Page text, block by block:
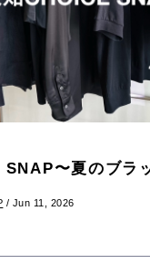
〜夏のブラ
/ Jun 11, 2026